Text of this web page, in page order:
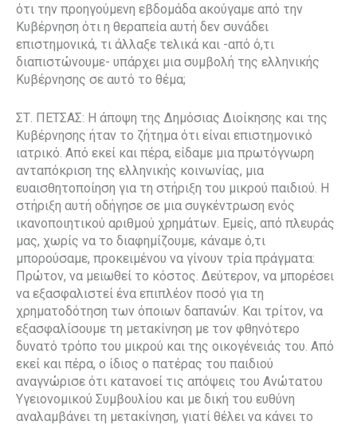
ότι την προηγούμενη εβδομάδα ακούγαμε από την
Κυβέρνηση ότι η θεραπεία αυτή δεν συνάδει
επιστημονικά, τι άλλαξε τελικά και -από ό,τι
διαπιστώνουμε- υπάρχει μια συμβολή της ελληνικής
Κυβέρνησης σε αυτό το θέμα;
ΣΤ. ΠΕΤΣΑΣ: Η άποψη της Δημόσιας Διοίκησης και της
Κυβέρνησης ήταν το ζήτημα ότι είναι επιστημονικό
ιατρικό. Από εκεί και πέρα, είδαμε μια πρωτόγνωρη
ανταπόκριση της ελληνικής κοινωνίας, μια
ευαισθητοποίηση για τη στήριξη του μικρού παιδιού. Η
στήριξη αυτή οδήγησε σε μια συγκέντρωση ενός
ικανοποιητικού αριθμού χρημάτων. Εμείς, από πλευράς
μας, χωρίς να το διαφημίζουμε, κάναμε ό,τι
μπορούσαμε, προκειμένου να γίνουν τρία πράγματα:
Πρώτον, να μειωθεί το κόστος. Δεύτερον, να μπορέσει
να εξασφαλιστεί ένα επιπλέον ποσό για τη
χρηματοδότηση των όποιων δαπανών. Και τρίτον, να
εξασφαλίσουμε τη μετακίνηση με τον φθηνότερο
δυνατό τρόπο του μικρού και της οικογένειάς του. Από
εκεί και πέρα, ο ίδιος ο πατέρας του παιδιού
αναγνώρισε ότι κατανοεί τις απόψεις του Ανώτατου
Υγειονομικού Συμβουλίου και με δική του ευθύνη
αναλαμβάνει τη μετακίνηση, γιατί θέλει να κάνει το